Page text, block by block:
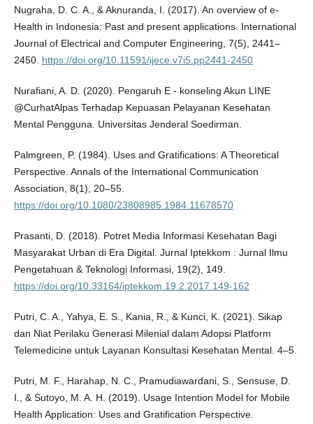
Nugraha, D. C. A., & Aknuranda, I. (2017). An overview of e-
Health in Indonesia: Past and present applications. International
Journal of Electrical and Computer Engineering, 7(5), 2441–
2450. https://doi.org/10.11591/ijece.v7i5.pp2441-2450
Nurafiani, A. D. (2020). Pengaruh E - konseling Akun LINE
@CurhatAlpas Terhadap Kepuasan Pelayanan Kesehatan
Mental Pengguna. Universitas Jenderal Soedirman.
Palmgreen, P. (1984). Uses and Gratifications: A Theoretical
Perspective. Annals of the International Communication
Association, 8(1), 20–55.
https://doi.org/10.1080/23808985.1984.11678570
Prasanti, D. (2018). Potret Media Informasi Kesehatan Bagi
Masyarakat Urban di Era Digital. Jurnal Iptekkom : Jurnal Ilmu
Pengetahuan & Teknologi Informasi, 19(2), 149.
https://doi.org/10.33164/iptekkom.19.2.2017.149-162
Putri, C. A., Yahya, E. S., Kania, R., & Kunci, K. (2021). Sikap
dan Niat Perilaku Generasi Milenial dalam Adopsi Platform
Telemedicine untuk Layanan Konsultasi Kesehatan Mental. 4–5.
Putri, M. F., Harahap, N. C., Pramudiawardani, S., Sensuse, D.
I., & Sutoyo, M. A. H. (2019). Usage Intention Model for Mobile
Health Application: Uses and Gratification Perspective.